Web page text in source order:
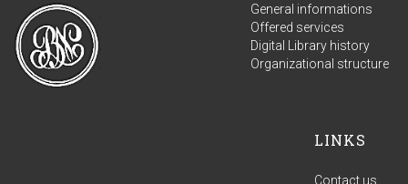
General informations
Offered services
Digital Library history
Organizational structure
LINKS
Contact us